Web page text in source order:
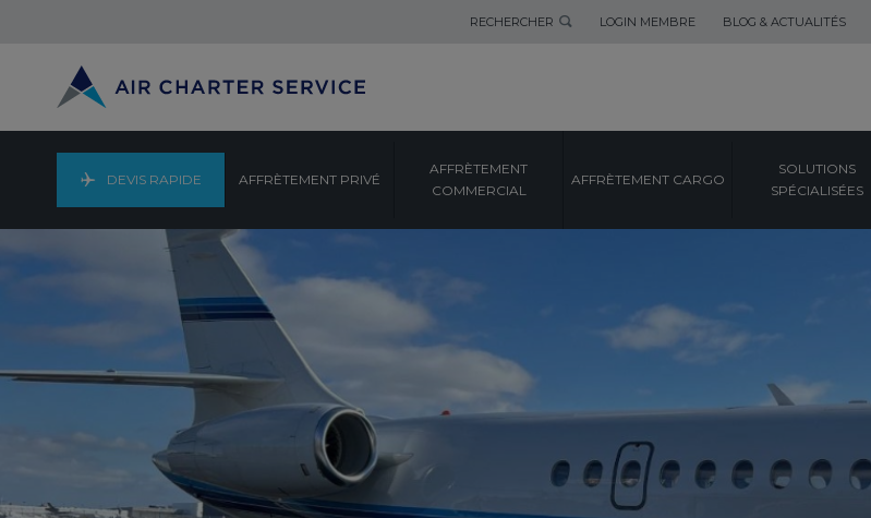
RECHERCHER LOGIN MEMBRE BLOG & ACTUALITÉS
DEVIS RAPIDE AFFRÈTEMENT PRIVÉ
AFFRÈTEMENT
COMMERCIAL
AFFRÈTEMENT CARGO
SOLUTIONS
SPÉCIALISÉES